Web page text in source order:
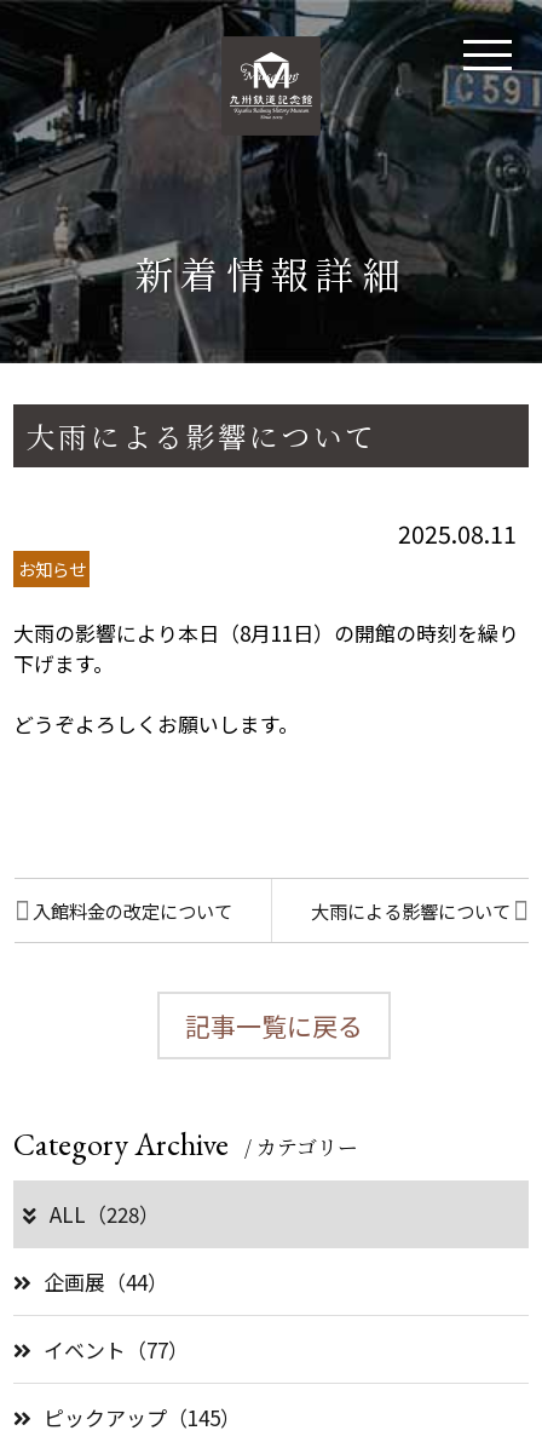
新着情報詳細
大雨による影響について
2025.08.11
お知らせ
大雨の影響により本日（8月11日）の開館の時刻を繰り
下げます。
どうぞよろしくお願いします。
入館料金の改定について 大雨による影響について
記事一覧に戻る
Category Archive / カテゴリー
ALL（228）
企画展（44）
イベント（77）
ピックアップ（145）